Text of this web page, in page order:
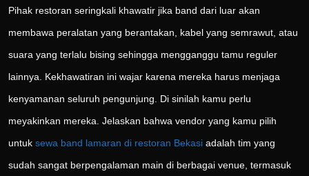
Pihak restoran seringkali khawatir jika band dari luar akan
membawa peralatan yang berantakan, kabel yang semrawut, atau
suara yang terlalu bising sehingga mengganggu tamu reguler
lainnya. Kekhawatiran ini wajar karena mereka harus menjaga
kenyamanan seluruh pengunjung. Di sinilah kamu perlu
meyakinkan mereka. Jelaskan bahwa vendor yang kamu pilih
untuk sewa band lamaran di restoran Bekasi adalah tim yang
sudah sangat berpengalaman main di berbagai venue, termasuk